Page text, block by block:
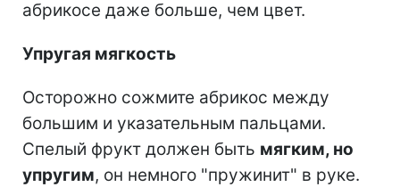
абрикосе даже больше, чем цвет.
Упругая мягкость
Осторожно сожмите абрикос между
большим и указательным пальцами.
Спелый фрукт должен быть мягким, но
упругим, он немного "пружинит" в руке.